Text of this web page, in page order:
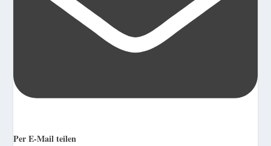
Per E-Mail teilen